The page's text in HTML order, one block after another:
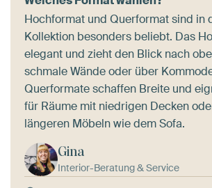
Hochformat und Querformat sind in
Kollektion besonders beliebt. Das
elegant und zieht den Blick nach
schmale Wände oder über
Querformate schaffen Breite und
für Räume mit niedrigen Decken
längeren Möbeln wie dem Sofa.
Gina
Interior-Beratung & Service